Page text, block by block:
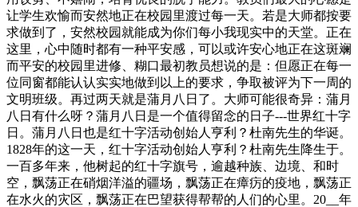
让学生欢愉而安然地正在校园里渡过每一天。若是大师都按要
求做到了，安然校园就能成为你们每小我现实中的天堂。正在
这里，心中随时都有一种平安感，可以或许安心地正在这斑斓
而平安的校园里进修、糊口最初教员想说的是：但愿正在每一
位同窗都能认认实实地做到以上的要求，争取被评为下一周的
文明班级。再过两天就是蒲月八日了。大师可能很奇异：蒲月
八日有什么呀？蒲月八日是一个值得留念的日子---世界红十字
日。蒲月八日也是红十字活动创始人亨利？杜南先生的华诞。
1828年的这一天，红十字活动创始人亨利？杜南先生降生于。
一百多年来，他树起的红十字旗号，逾越种族、边境、和时
空，飘荡正在硝烟洋溢的疆场，飘荡正在瘴疠的疫地，飘荡正
在水火的灾区，飘荡正在巴望获得帮帮的人们的心里。20__年